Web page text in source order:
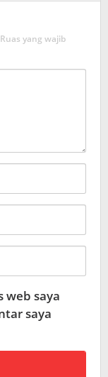
Ruas yang wajib
web saya
saya